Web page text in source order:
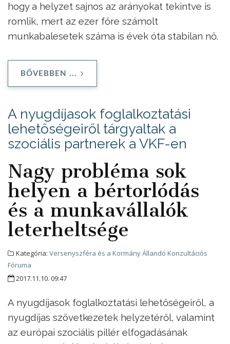
hogy a helyzet sajnos az arányokat tekintve is
romlik, mert az ezer főre számolt
munkabalesetek száma is évek óta stabilan nő.
BŐVEBBEN ...
A nyugdíjasok foglalkoztatási
lehetőségeiről tárgyaltak a
szociális partnerek a VKF-en
Nagy probléma sok
helyen a bértorlódás
és a munkavállalók
leterheltsége
Kategória: Versenyszféra és a Kormány Állandó Konzultációs
Fóruma
2017.11.10. 09:47
A nyugdíjasok foglalkoztatási lehetőségeiről, a
nyugdíjas szövetkezetek helyzetéről, valamint
az európai szociális pillér elfogadásának